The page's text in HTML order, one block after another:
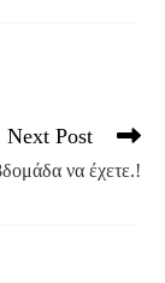
Next Post
να έχετε.!